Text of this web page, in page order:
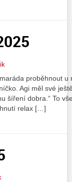
proběhnout
Agi měl své
šíření dobra.“ To
relax […]